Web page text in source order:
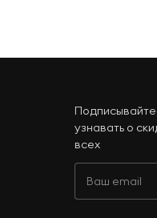
узнавать о
всех